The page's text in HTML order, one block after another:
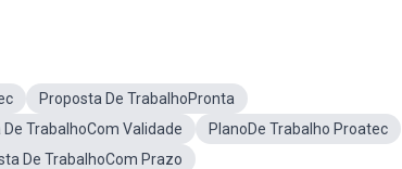
Proposta De TrabalhoPronta
De TrabalhoCom Validade
PlanoDe Trabalho Proatec
De TrabalhoCom Prazo